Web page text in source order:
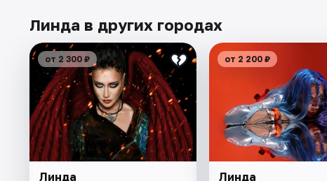
Линда в других городах
от 2 300 ₽
Линда
от 2 200 ₽
Линда